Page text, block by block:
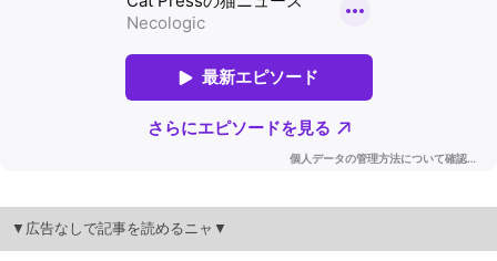
▼広告なしで記事を読めるニャ▼